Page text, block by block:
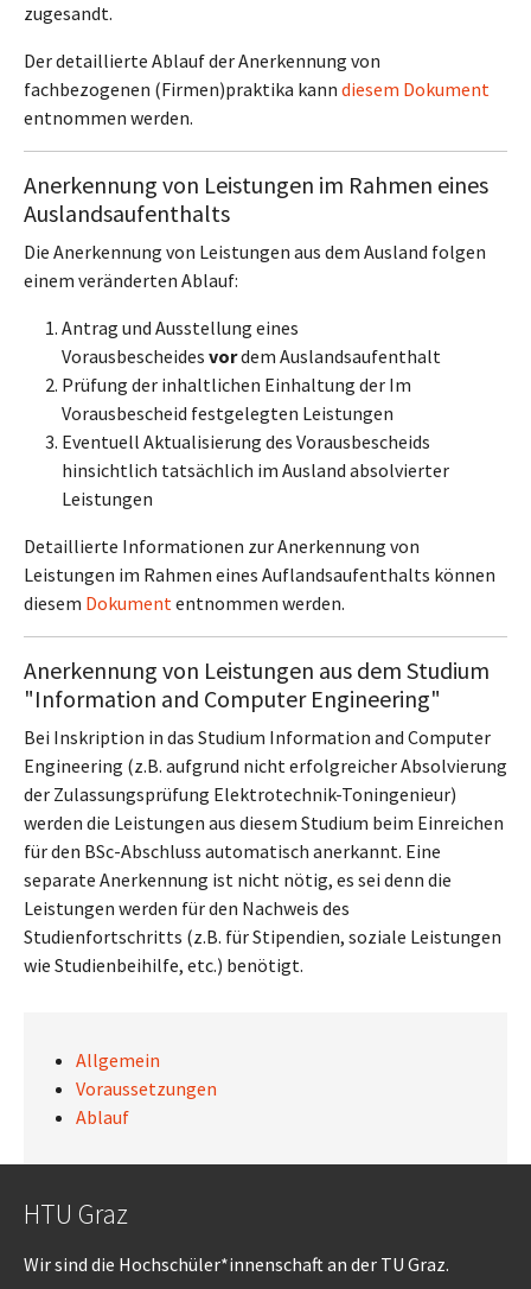
zugesandt.
Der detaillierte Ablauf der Anerkennung von
fachbezogenen (Firmen)praktika kann diesem Dokument
entnommen werden.
Anerkennung von Leistungen im Rahmen eines
Auslandsaufenthalts
Die Anerkennung von Leistungen aus dem Ausland folgen
einem veränderten Ablauf:
Antrag und Ausstellung eines
Vorausbescheides vordem Auslandsaufenthalt
Prüfung der inhaltlichen Einhaltung der Im
Vorausbescheid festgelegten Leistungen
Eventuell Aktualisierung des Vorausbescheids
hinsichtlich tatsächlich im Ausland absolvierter
Leistungen
Detaillierte Informationen zur Anerkennung von
Leistungen im Rahmen eines Auflandsaufenthalts können
diesem Dokumententnommen werden.
Anerkennung von Leistungen aus dem Studium
"Information and Computer Engineering"
Bei Inskription in das Studium Information and Computer
Engineering (z.B. aufgrund nicht erfolgreicher Absolvierung
der Zulassungsprüfung Elektrotechnik-Toningenieur)
werden die Leistungen aus diesem Studium beim Einreichen
für den BSc-Abschluss automatisch anerkannt. Eine
separate Anerkennung ist nicht nötig, es sei denn die
Leistungen werden für den Nachweis des
Studienfortschritts (z.B. für Stipendien, soziale Leistungen
wie Studienbeihilfe, etc.) benötigt.
Allgemein
Voraussetzungen
Ablauf
HTU Graz
Wir sind die Hochschüler*innenschaft an der TU Graz.